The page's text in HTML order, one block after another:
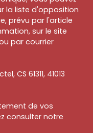
la liste d'opposition
prévu par l'article
sur le site
par courrier
CS 61311, 41013
de vos
consulter notre